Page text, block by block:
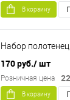
В корзину
Набор
170 руб./ шт
Розничная цена
В корзину